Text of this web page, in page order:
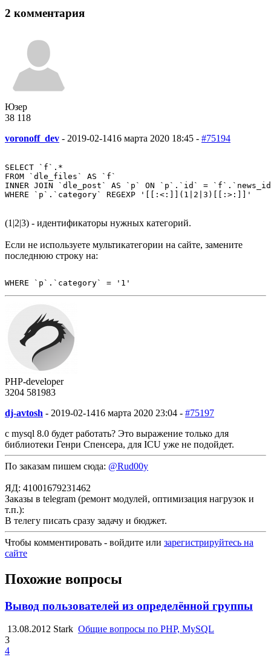
2 комментария
Юзер
38 118
voronoff_dev - 2019-02-1416 марта 2020 18:45 - #75194
SELECT `f`.*
FROM `dle_files` AS `f`
INNER JOIN `dle_post` AS `p` ON `p`.`id` =
(1|2|3) - идентификаторы нужных категорий.
Если не используете мультикатегории на сайте, замените
последнюю строку на:
PHP-developer
3204 581983
dj-avtosh - 2019-02-1416 марта 2020 23:04 - #75197
с mysql 8.0 будет работать? Это выражение только для
библиотеки Генри Спенсера, для ICU уже не подойдет.
По заказам пишем сюда: @Rud00y
ЯД: 41001679231462
Заказы в telegram (ремонт модулей, оптимизация нагрузок и
т.п.):
В телегу писать сразу задачу и бюджет.
Чтобы комментировать - войдите или зарегистрируйтесь на
сайте
Похожие вопросы
Вывод пользователей из определённой группы
13.08.2012 Stark Общие вопросы по PHP, MySQL
3
4